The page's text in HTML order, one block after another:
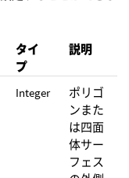
タイ
プ
説明
Integer
ポリゴ
ンまた
は四面
体サー
フェス